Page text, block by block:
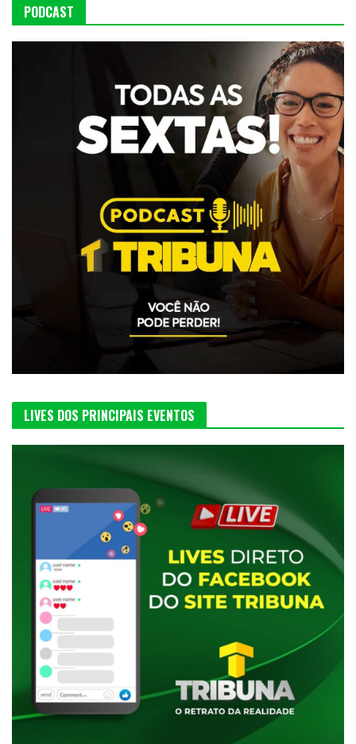
PODCAST
LIVES DOS PRINCIPAIS EVENTOS